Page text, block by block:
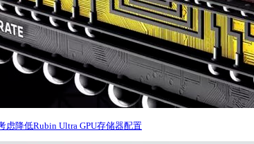
降低Rubin Ultra GPU存储器配置